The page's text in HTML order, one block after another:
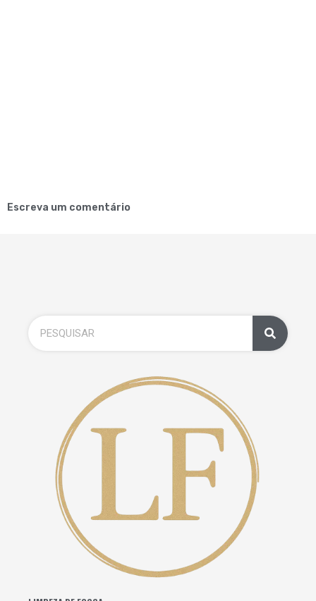
Escreva um comentário